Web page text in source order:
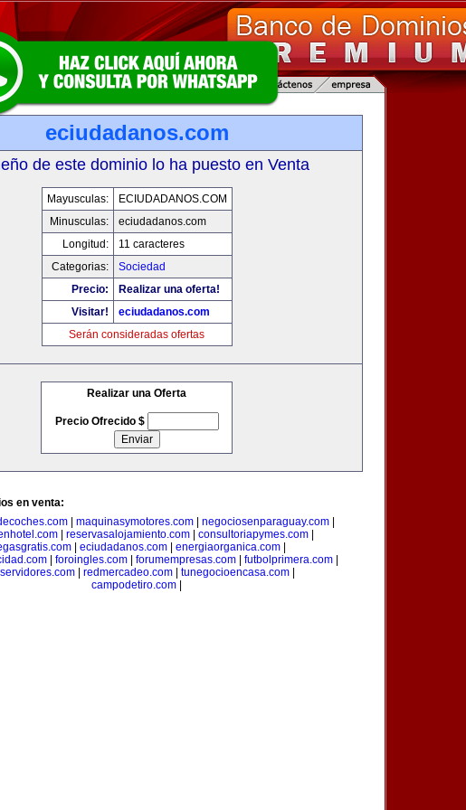
eciudadanos.com
de este dominio lo ha puesto en Venta
Mayusculas:
ECIUDADANOS.COM
Minusculas:
eciudadanos.com
Longitud:
11 caracteres
Categorias:
Sociedad
Precio:
Realizar una oferta!
Visitar!
eciudadanos.com
Serán consideradas ofertas
Realizar una Oferta
Precio Ofrecido $
en venta:
maquinasymotores.com negociosenparaguay.com
| reservasalojamiento.com| consultoriapymes.com|
eciudadanos.com energiaorganica.com
| foroingles.com| forumempresas.com| futbolprimera.com|
redmercadeo.com tunegocioencasa.com
campodetiro.com